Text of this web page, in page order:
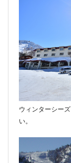
ウィンターシー
い。